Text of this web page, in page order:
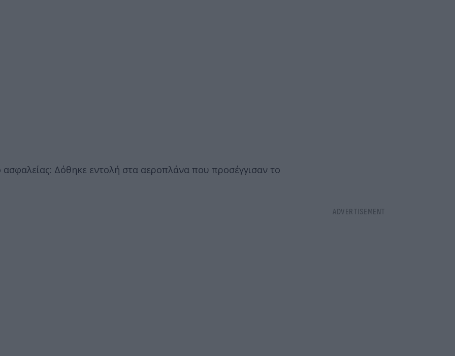
Δόθηκε εντολή στα αεροπλάνα που προσέγγισαν το